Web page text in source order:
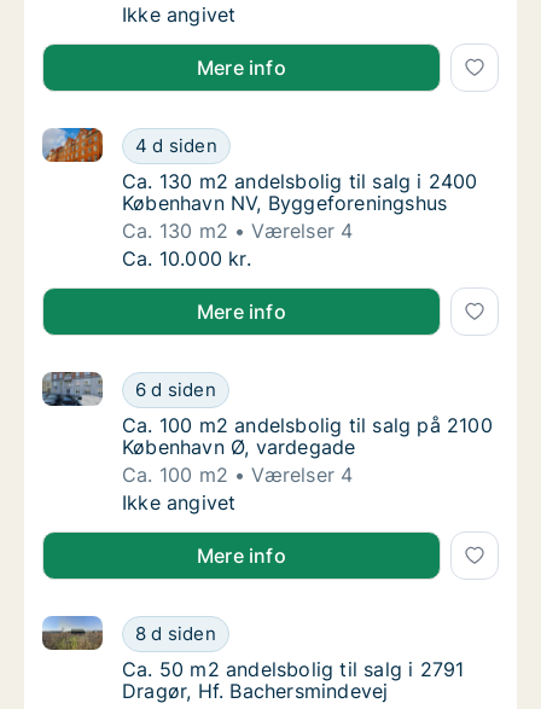
Ca. 85 m2 andelsbolig til salg i 1070
Ikke angivet
Mere info
Ca. 130 m2 andelsbolig til salg i 2400
4 d siden
Ca. 130 m2 andelsbolig til salg i 2400 København
Ca. 130 m2 andelsbolig til salg i 2400
Ca. 130 m2 andelsbolig til salg i 2400
København NV, Byggeforeningshus
Ca. 130 m2
Værelser 4
Ca. 130 m2 andelsbolig til salg i 2400
Ca. 10.000 kr.
Mere info
Ca. 100 m2 andelsbolig til salg på 2100
6 d siden
Ca. 100 m2 andelsbolig til salg på 2100 København
Ca. 100 m2 andelsbolig til salg på 2100
Ca. 100 m2 andelsbolig til salg på 2100
København Ø, vardegade
Ca. 100 m2
Værelser 4
Ca. 100 m2 andelsbolig til salg på 2100
Ikke angivet
Mere info
Ca. 50 m2 andelsbolig til salg i 2791
8 d siden
Ca. 50 m2 andelsbolig til salg i 2791 Dragør, Hf.
Ca. 50 m2 andelsbolig til salg i 2791
Ca. 50 m2 andelsbolig til salg i 2791
Dragør, Hf. Bachersmindevej